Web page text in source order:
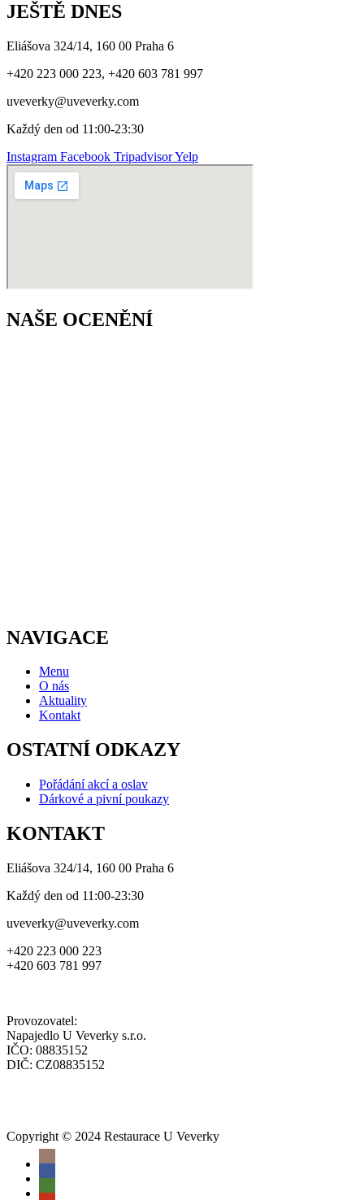
JEŠTĚ DNES
Eliášova 324/14, 160 00 Praha 6
+420 223 000 223, +420 603 781 997
uveverky@uveverky.com
Každý den od 11:00-23:30
Instagram Facebook TripadvisorYelp
NAŠE OCENĚNÍ
NAVIGACE
Menu
O nás
Aktuality
Kontakt
OSTATNÍ ODKAZY
Pořádání akcí a oslav
Dárkové a pivní poukazy
KONTAKT
Eliášova 324/14, 160 00 Praha 6
Každý den od 11:00-23:30
uveverky@uveverky.com
+420 223 000 223
+420 603 781 997
Provozovatel:
Napajedlo U Veverky s.r.o.
IČO: 08835152
DIČ: CZ08835152
Copyright © 2024 Restaurace U Veverky